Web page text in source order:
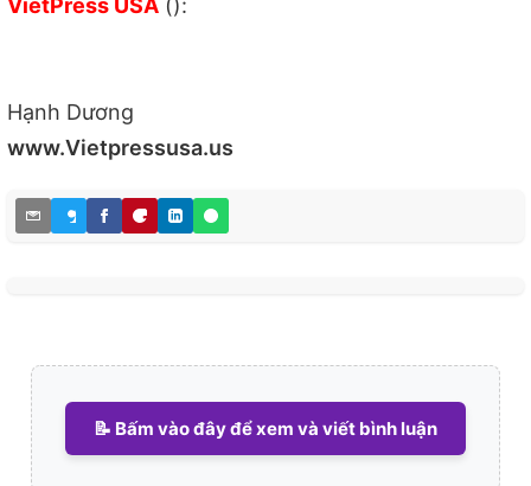
Hạnh Dương
www.Vietpressusa.us
📝 Bấm vào đây để xem và viết bình luận